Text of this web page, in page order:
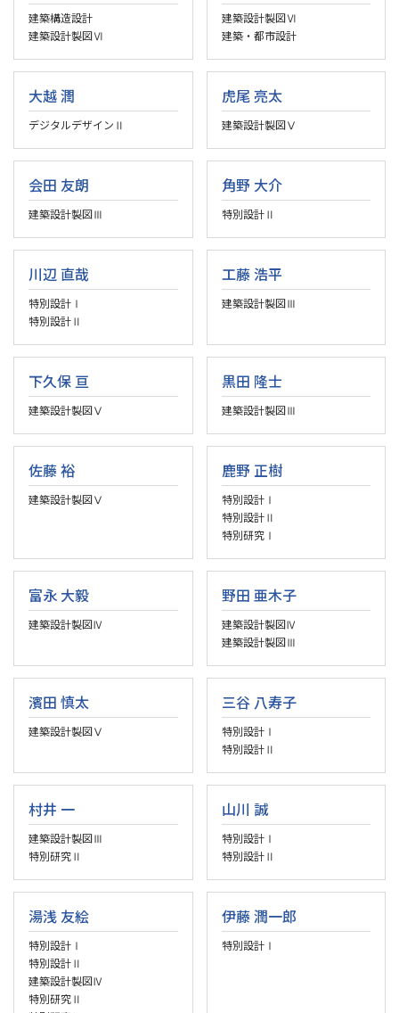
建築構造設計
建築設計製図Ⅵ
建築設計製図Ⅵ
建築・都市設計
大越 潤
デジタルデザインⅡ
虎尾 亮太
建築設計製図Ⅴ
会田 友朗
建築設計製図Ⅲ
角野 大介
特別設計Ⅱ
川辺 直哉
特別設計Ⅰ
特別設計Ⅱ
工藤 浩平
建築設計製図Ⅲ
下久保 亘
建築設計製図Ⅴ
黒田 隆士
建築設計製図Ⅲ
佐藤 裕
建築設計製図Ⅴ
鹿野 正樹
特別設計Ⅰ
特別設計Ⅱ
特別研究Ⅰ
富永 大毅
建築設計製図Ⅳ
野田 亜木子
建築設計製図Ⅳ
建築設計製図Ⅲ
濱田 慎太
建築設計製図Ⅴ
三谷 八寿子
特別設計Ⅰ
特別設計Ⅱ
村井 一
建築設計製図Ⅲ
特別研究Ⅱ
山川 誠
特別設計Ⅰ
特別設計Ⅱ
湯浅 友絵
特別設計Ⅰ
特別設計Ⅱ
建築設計製図Ⅳ
特別研究Ⅱ
伊藤 潤一郎
特別設計Ⅰ